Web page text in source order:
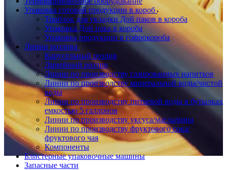
Упаковка готовой продукции в короб
Триблок для укладки Дой паков в короба
Упаковка Дой пака в короба
Упаковка продукции в гофрокороба
Линии розлива
Карусельный розлив
Линейный розлив
Линии по производству газированных напитков
Линии по производству минеральной воды/чистой
воды
Линии по производству питьевой воды в бутылках
емкостью 5 галлонов
Линии по производству уксуса/масла/вина
Линии по производству фруктового сока/
фруктового чая
Компоненты
Блистерные упаковочные машины
Запасные части